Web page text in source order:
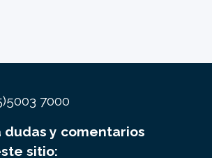
7000
dudas y comentarios
sitio: